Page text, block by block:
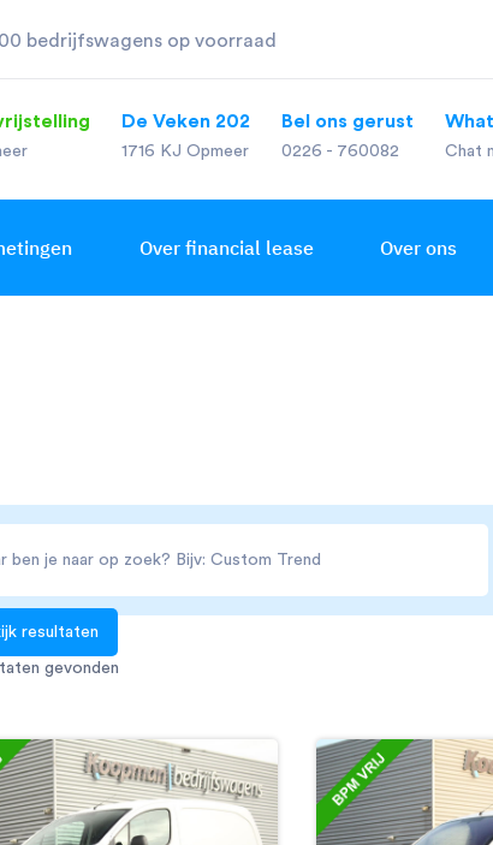
bedrijfswagens op voorraad
De Veken 202
1716 KJ Opmeer
Bel ons gerust
0226 - 760082 Chat
Over financial lease Over ons
gevonden